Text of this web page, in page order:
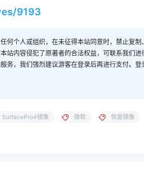
9193
何个人或组织，在未征得本站同意时，禁止复制
站内容侵犯了原著者的合法权益，可联系我们进
务，我们强烈建议游客在登录后再进行支付。登
SurfacePro4镜像 微软 恢复镜像